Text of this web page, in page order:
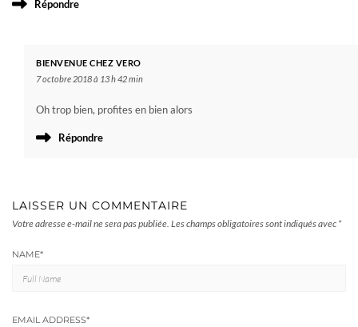
Répondre
BIENVENUE CHEZ VERO
7 octobre 2018 à 13 h 42 min
Oh trop bien, profites en bien alors
Répondre
LAISSER UN COMMENTAIRE
Votre adresse e-mail ne sera pas publiée. Les champs obligatoires sont indiqués avec *
NAME*
EMAIL ADDRESS*